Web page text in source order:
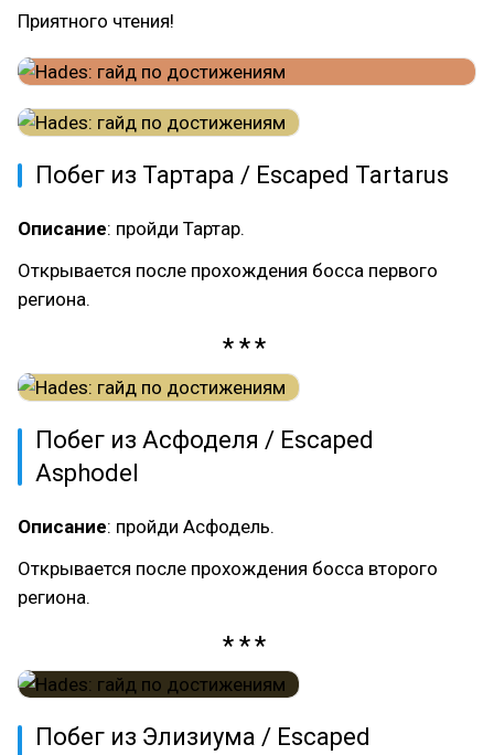
Приятного чтения!
Побег из Тартара / Escaped Tartarus
Описание: пройди Тартар.
Открывается после прохождения босса первого
региона.
Побег из Асфоделя / Escaped
Asphodel
Описание: пройди Асфодель.
Открывается после прохождения босса второго
региона.
Побег из Элизиума / Escaped